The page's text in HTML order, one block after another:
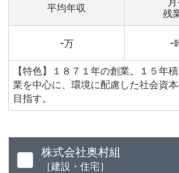
平均年収
-万
残
-
【特色】１８７１年の創業。１５年
業を中心に、環境に配慮した社会資
目指す。
株式会社奥村組
［建設・住宅］